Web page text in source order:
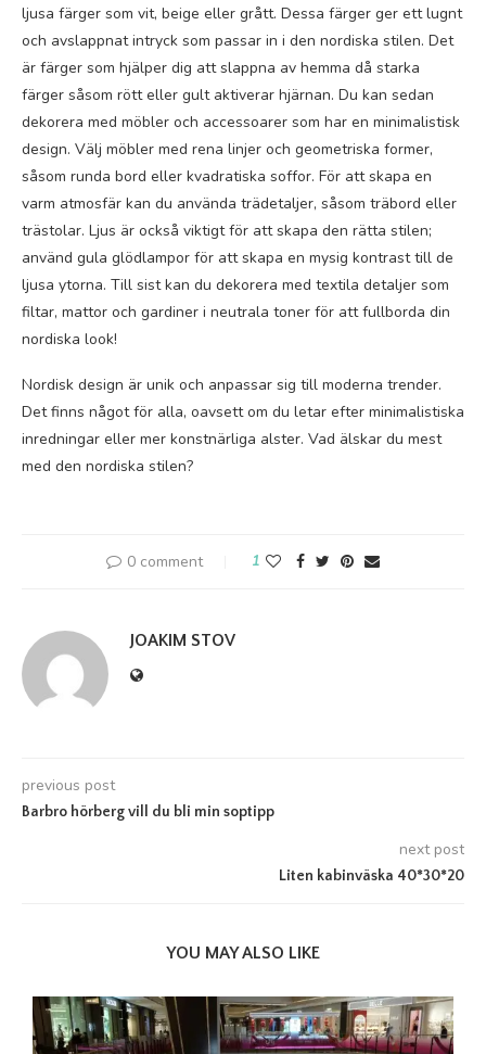
ljusa färger som vit, beige eller grått. Dessa färger ger ett lugnt
och avslappnat intryck som passar in i den nordiska stilen. Det
är färger som hjälper dig att slappna av hemma då starka
färger såsom rött eller gult aktiverar hjärnan. Du kan sedan
dekorera med möbler och accessoarer som har en minimalistisk
design. Välj möbler med rena linjer och geometriska former,
såsom runda bord eller kvadratiska soffor. För att skapa en
varm atmosfär kan du använda trädetaljer, såsom träbord eller
trästolar. Ljus är också viktigt för att skapa den rätta stilen;
använd gula glödlampor för att skapa en mysig kontrast till de
ljusa ytorna. Till sist kan du dekorera med textila detaljer som
filtar, mattor och gardiner i neutrala toner för att fullborda din
nordiska look!
Nordisk design är unik och anpassar sig till moderna trender.
Det finns något för alla, oavsett om du letar efter minimalistiska
inredningar eller mer konstnärliga alster. Vad älskar du mest
med den nordiska stilen?
0 comment 1
JOAKIM STOV
previous post
Barbro hörberg vill du bli min soptipp
next post
Liten kabinväska 40*30*20
YOU MAY ALSO LIKE